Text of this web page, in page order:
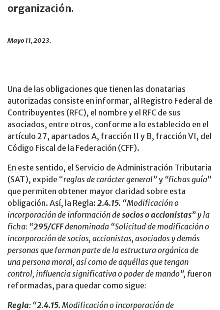
organización.
Mayo 11, 2023.
Una de las obligaciones que tienen las donatarias
autorizadas consiste en informar, al Registro Federal de
Contribuyentes (RFC), el nombre y el RFC de sus
asociados, entre otros, conforme a lo establecido en el
artículo 27, apartados A, fracción II y B, fracción VI, del
Código Fiscal de la Federación (CFF).
En este sentido, el Servicio de Administración Tributaria
(SAT), expide “reglas de carácter general”y “fichas guía”
que permiten obtener mayor claridad sobre esta
obligación. Así, la Regla: 2.4.15. “Modificación o
incorporación de información desocios o accionistas” y la
ficha: “295/CFFdenominada “Solicitud de modificación o
incorporación desocios, accionistas, asociados y demás
personas que forman parte de la estructura orgánica de
una persona moral, así como de aquéllas que tengan
control, influencia significativa o poder de mando”, fueron
reformadas, para quedar como sigue:
Regla: “2.4.15. Modificación o incorporación de